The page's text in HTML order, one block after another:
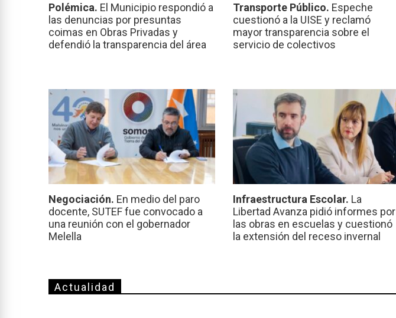
Polémica. El Municipio respondió a
las denuncias por presuntas
coimas en Obras Privadas y
defendió la transparencia del área
Transporte Público. Espeche
cuestionó a la UISE y reclamó
mayor transparencia sobre el
servicio de colectivos
Negociación. En medio del paro
docente, SUTEF fue convocado a
una reunión con el gobernador
Melella
Infraestructura Escolar. La
Libertad Avanza pidió informes por
las obras en escuelas y cuestionó
la extensión del receso invernal
Actualidad